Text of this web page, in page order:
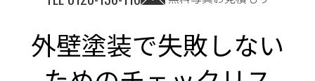
外壁塗装で失敗しない